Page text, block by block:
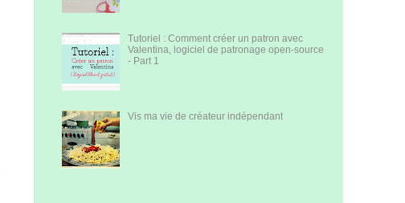
Tutoriel : Comment créer un patron avec
Valentina, logiciel de patronage open-source
- Part 1
Vis ma vie de créateur indépendant